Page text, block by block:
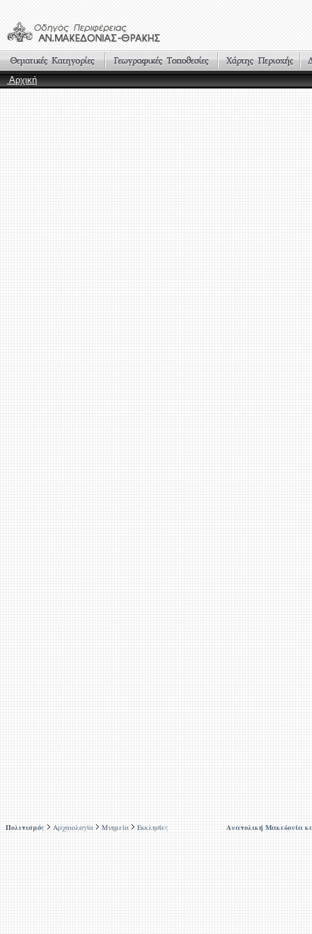
Αρχική
Πολιτισμός Αρχαιολογία Μνημεία Εκκλησίες Ανατολική Μακεδονία